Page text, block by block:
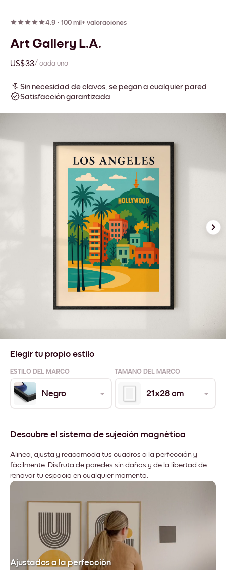
4.9 · 100 mil+ valoraciones
Art Gallery L.A.
US$33/ cada uno
Sin necesidad de clavos, se pegan a cualquier pared
Satisfacción garantizada
Elegir tu propio estilo
ESTILO DEL MARCO TAMAÑO DEL MARCO
Negro 21x28 cm
Descubre el sistema de sujeción magnética
Alinea, ajusta y reacomoda tus cuadros a la perfección y
fácilmente. Disfruta de paredes sin daños y de la libertad de
renovar tu espacio en cualquier momento.
Ajustados a la perfección